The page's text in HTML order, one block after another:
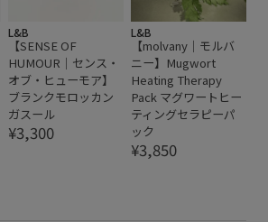
L&B
【SENSE OF
HUMOUR｜センス・
オブ・ヒューモア】
ブランクモロッカン
ガスール
¥3,300
L&B
【molvany｜モルバ
ニー】Mugwort
Heating Therapy
Pack マグワートヒー
ティングセラピーパ
ック
¥3,850